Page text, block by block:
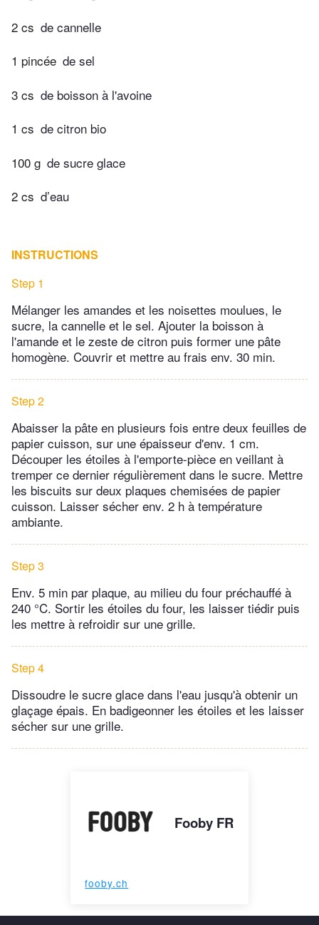
2 cs de cannelle
1 pincée de sel
3 cs de boisson à l'avoine
1 cs de citron bio
100 g de sucre glace
2 cs d’eau
INSTRUCTIONS
Step 1
Mélanger les amandes et les noisettes moulues, le
sucre, la cannelle et le sel. Ajouter la boisson à
l'amande et le zeste de citron puis former une pâte
homogène. Couvrir et mettre au frais env. 30 min.
Step 2
Abaisser la pâte en plusieurs fois entre deux feuilles de
papier cuisson, sur une épaisseur d'env. 1 cm.
Découper les étoiles à l'emporte-pièce en veillant à
tremper ce dernier régulièrement dans le sucre. Mettre
les biscuits sur deux plaques chemisées de papier
cuisson. Laisser sécher env. 2 h à température
ambiante.
Step 3
Env. 5 min par plaque, au milieu du four préchauffé à
240 °C. Sortir les étoiles du four, les laisser tiédir puis
les mettre à refroidir sur une grille.
Step 4
Dissoudre le sucre glace dans l'eau jusqu'à obtenir un
glaçage épais. En badigeonner les étoiles et les laisser
sécher sur une grille.
Fooby FR
fooby.ch